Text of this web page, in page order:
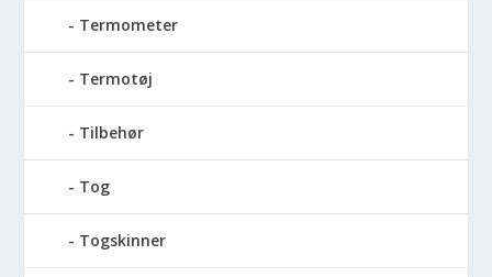
Termometer
Termotøj
Tilbehør
Tog
Togskinner